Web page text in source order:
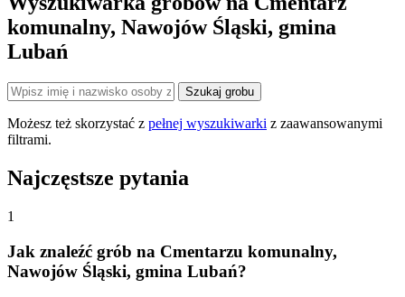
komunalny, Nawojów Śląski, gmina
Lubań
Szukaj grobu
Możesz też skorzystać z pełnej wyszukiwarki z zaawansowanymi
filtrami.
Najczęstsze pytania
1
Jak znaleźć grób na Cmentarzu komunalny,
Nawojów Śląski, gmina Lubań?